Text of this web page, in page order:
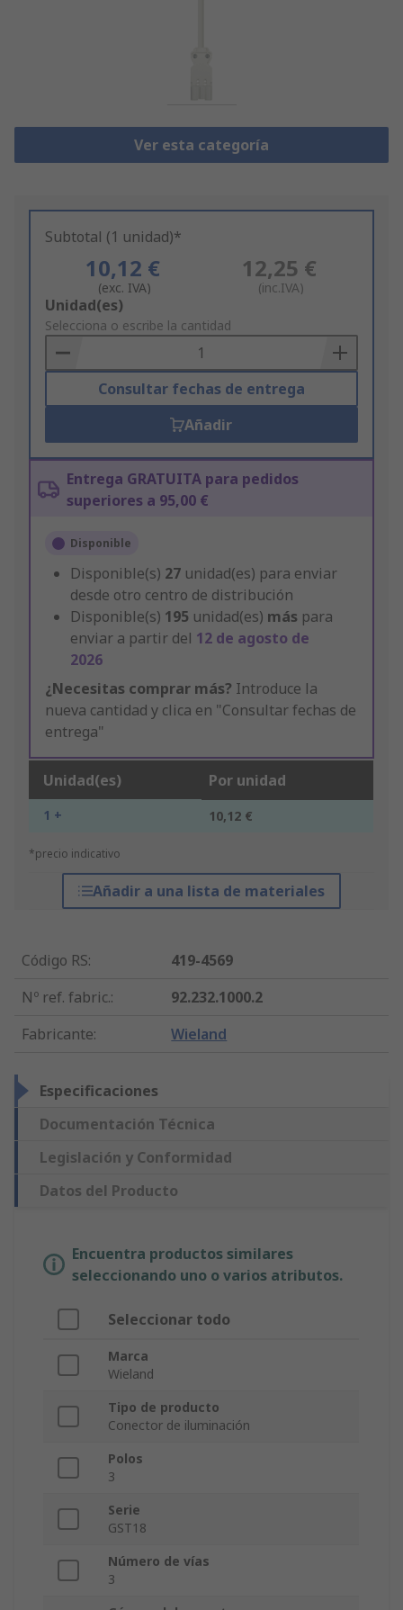
Ver esta categoría
Subtotal (1 unidad)*
10,12 €
(exc. IVA)
12,25 €
(inc.IVA)
Add
to
Basket
Unidad(es)
Selecciona o escribe la cantidad
Consultar fechas de entrega
Añadir
Entrega GRATUITA para pedidos
superiores a 95,00 €
Disponible
Disponible(s) 27 unidad(es) para enviar
desde otro centro de distribución
Disponible(s) 195 unidad(es) más para
enviar a partir del 12 de agosto de
2026
¿Necesitas comprar más? Introduce la
nueva cantidad y clica en "Consultar fechas de
entrega"
Unidad(es) Por unidad
1 + 10,12 €
*precio indicativo
Añadir a una lista de materiales
Código RS:
419-4569
Nº ref. fabric.:
92.232.1000.2
Fabricante: Wieland
Especificaciones
Documentación Técnica
Legislación y Conformidad
Datos del Producto
Encuentra productos similares
seleccionando uno o varios atributos.
Seleccionar todo
Marca
Wieland
Tipo de producto
Conector de iluminación
Polos
3
Serie
GST18
Número de vías
3